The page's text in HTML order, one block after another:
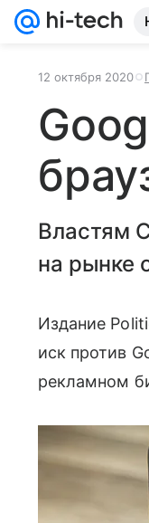
12 октября 2020
Властям
на рынке
Издание
иск против
рекламном